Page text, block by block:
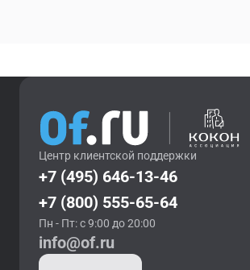
Центр клиентской поддержки
+7 (495) 646-13-46
+7 (800) 555-65-64
Пн - Пт: с 9:00 до 20:00
info@of.ru